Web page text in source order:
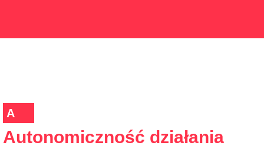
A
Autonomiczność działania